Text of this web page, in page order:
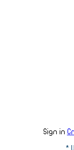
Sign in